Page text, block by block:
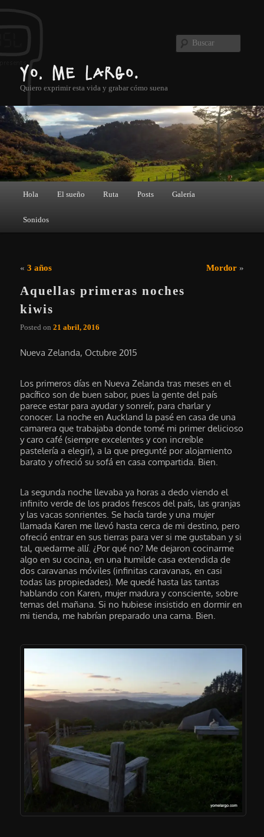
Yo, me largo.
Quiero exprimir esta vida y grabar cómo suena
Buscar
Hola
El sueño Ruta Posts Galería
Sonidos
Navegación de entradas
«3 años Mordor»
Aquellas primeras noches
kiwis
Posted on21 abril, 2016
Nueva Zelanda, Octubre 2015
Los primeros días en Nueva Zelanda tras meses en el
pacífico son de buen sabor, pues la gente del país
parece estar para ayudar y sonreír, para charlar y
conocer. La noche en Auckland la pasé en casa de una
camarera que trabajaba donde tomé mi primer delicioso
y caro café (siempre excelentes y con increíble
pastelería a elegir), a la que pregunté por alojamiento
barato y ofreció su sofá en casa compartida. Bien.
La segunda noche llevaba ya horas a dedo viendo el
infinito verde de los prados frescos del país, las granjas
y las vacas sonrientes. Se hacía tarde y una mujer
llamada Karen me llevó hasta cerca de mi destino, pero
ofreció entrar en sus tierras para ver si me gustaban y si
tal, quedarme allí. ¿Por qué no? Me dejaron cocinarme
algo en su cocina, en una humilde casa extendida de
dos caravanas móviles (infinitas caravanas, en casi
todas las propiedades). Me quedé hasta las tantas
hablando con Karen, mujer madura y consciente, sobre
temas del mañana. Si no hubiese insistido en dormir en
mi tienda, me habrían preparado una cama. Bien.